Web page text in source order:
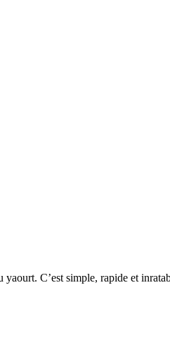
yaourt. C’est simple, rapide et